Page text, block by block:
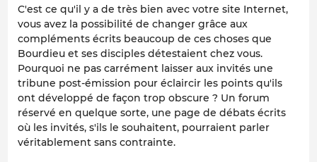
C'est ce qu'il y a de très bien avec votre site Internet,
vous avez la possibilité de changer grâce aux
compléments écrits beaucoup de ces choses que
Bourdieu et ses disciples détestaient chez vous.
Pourquoi ne pas carrément laisser aux invités une
tribune post-émission pour éclaircir les points qu'ils
ont développé de façon trop obscure ? Un forum
réservé en quelque sorte, une page de débats écrits
où les invités, s'ils le souhaitent, pourraient parler
véritablement sans contrainte.